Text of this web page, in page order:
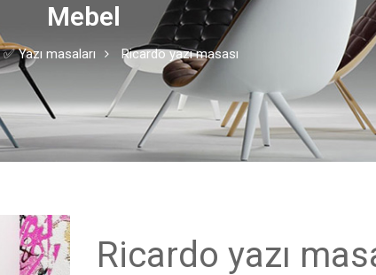
Mebel
✅ Yazı masaları Ricardo yazı masası
Ricardo yazı